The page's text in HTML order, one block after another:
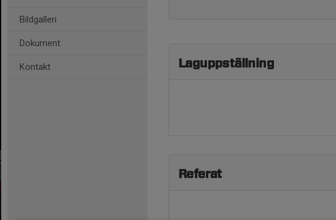
Bildgalleri
Dokument
Kontakt Laguppställning
Referat